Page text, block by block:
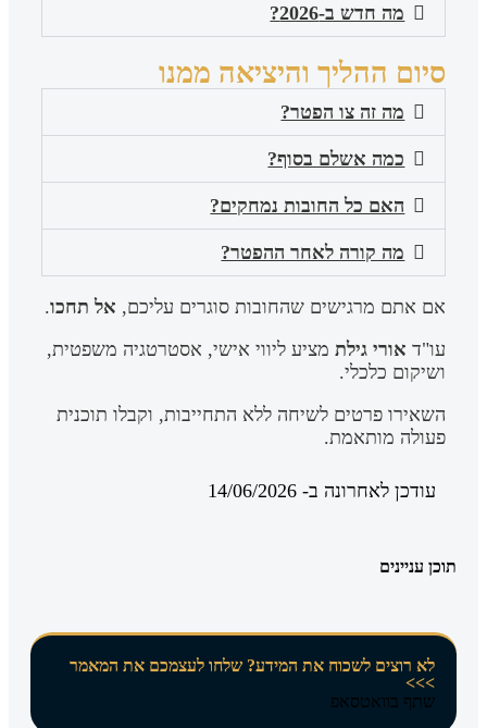
מה חדש ב-2026?
סיום ההליך והיציאה ממנו
מה זה צו הפטר?
כמה אשלם בסוף?
האם כל החובות נמחקים?
מה קורה לאחר ההפטר?
אם אתם מרגישים שהחובות סוגרים עליכם, אל תחכו.
עו"ד אורי גילת מציע ליווי אישי, אסטרטגיה משפטית,
ושיקום כלכלי.
השאירו פרטים לשיחה ללא התחייבות, וקבלו תוכנית
פעולה מותאמת.
עודכן לאחרונה ב- 14/06/2026
תוכן עניינים
לא רוצים לשכוח את המידע? שלחו לעצמכם את המאמר
>>>
שתף בוואטסאפ